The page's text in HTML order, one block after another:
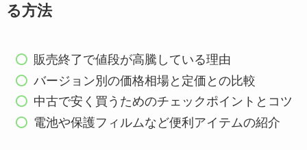
る方法
販売終了で値段が高騰している理由
バージョン別の価格相場と定価との比較
中古で安く買うためのチェックポイントとコツ
電池や保護フィルムなど便利アイテムの紹介